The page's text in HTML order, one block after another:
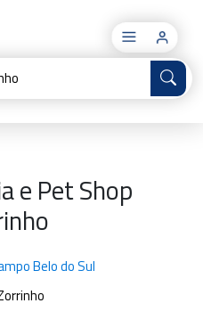
×
e Pet Shop
Belo do Sul